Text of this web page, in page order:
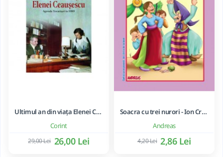
Corint
Ultimul an din viața Elenei Ceaușescu - LAVINIA BETEA
26,00 Lei
29,00 Lei
Andreas
Soacra cu trei nurori - Ion Creanga
2,86 Lei
4,20 Lei